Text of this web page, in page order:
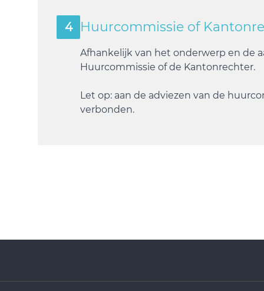
4 Huurcommissie of
Afhankelijk van het onderwerp en de
Huurcommissie ofde Kantonrechter.
Let op: aan de adviezen van de
verbonden.